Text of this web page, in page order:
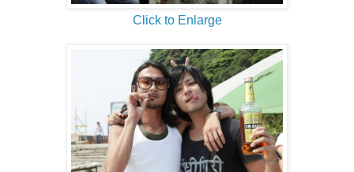
Click to Enlarge